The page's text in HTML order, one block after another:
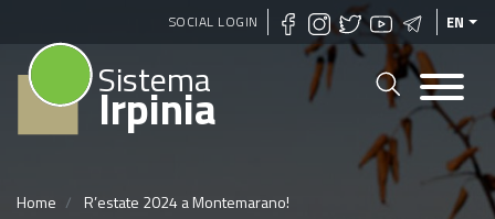
Skip
SOCIAL LOGIN EN
Sistema
Irpinia
Home R’estate 2024 a Montemarano!